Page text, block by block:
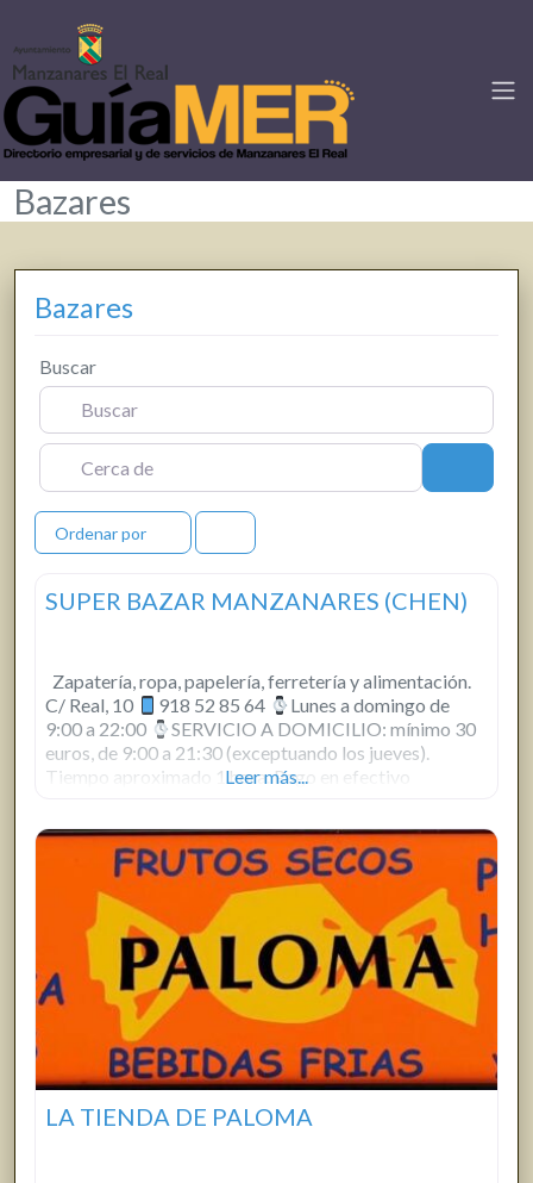
Bazares
Bazares
Buscar
Cerca de
Ordenar por
SUPER BAZAR MANZANARES (CHEN)
Zapatería, ropa, papelería, ferretería y alimentación.
C/ Real, 10
918 52 85 64
Lunes a domingo de
9:00 a 22:00
SERVICIO A DOMICILIO: mínimo 30
euros, de 9:00 a 21:30 (exceptuando los jueves).
Tiempo aproximado 1 hora. Pago en efectivo
Leer más...
LA TIENDA DE PALOMA